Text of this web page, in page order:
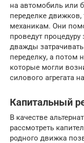
на автомобиль или
переделке
механикам. Они
проведут
дважды
переделку, а потом
которые могли
силового агрегата
Капитальный
В качестве
рассмотреть
родного движка